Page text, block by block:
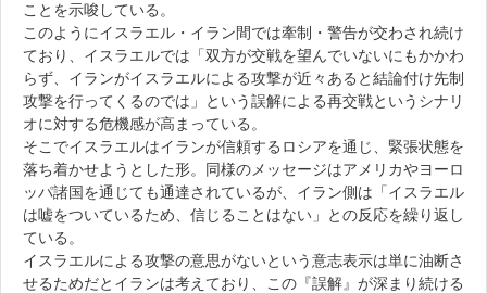
ことを示唆している。
このようにイスラエル・イラン間では牽制・警告が交わされ続け
ており、イスラエルでは「双方が交戦を望んでいないにもかかわ
らず、イランがイスラエルによる攻撃が近々あると結論付け先制
攻撃を行ってくるのでは」という誤解による再交戦というシナリ
オに対する危機感が高まっている。
そこでイスラエルはイランが信頼するロシアを通じ、緊張状態を
落ち着かせようとした形。同様のメッセージはアメリカやヨーロ
ッパ諸国を通じても通達されているが、イラン側は「イスラエル
は嘘をついているため、信じることはない」との反応を繰り返し
ている。
イスラエルによる攻撃の意思がないという意志表示は単に油断さ
せるためだとイランは考えており、この『誤解』が深まり続ける